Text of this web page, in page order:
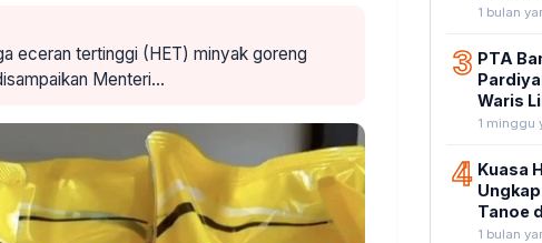
eceran tertinggi (HET) minyak goreng
Menteri…
1 bulan
3 PTA
Waris
1 minggu
4 Kuasa
Tanoe
1 bulan